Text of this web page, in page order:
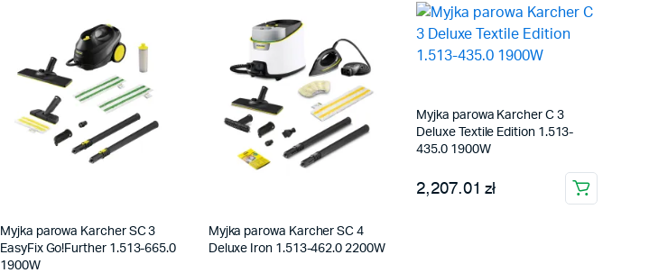
Myjka parowa Karcher SC 3
EasyFix Go!Further 1.513-665.0
1900W
Myjka parowa Karcher SC 4
Deluxe Iron 1.513-462.0 2200W
Myjka parowa Karcher C 3
Deluxe Textile Edition 1.513-
435.0 1900W
2,207.01 zł